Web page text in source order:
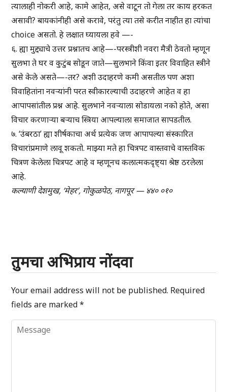
त्यालाही नोकरी आहे, कामे आहेत, असे वाटून तो गेला तर काय हरकत
असावी? बायकांनीही असे करावे, परंतु त्या तसे करीत नाहीत हा त्यांचा
choice असतो. हे लक्षात घ्यायला हवे —-
६. ह्या मुद्द्याचे उत्तर प्रश्नातच आहे—-परस्त्रीशी नवरा मैत्री ठेवतो म्हणून
सुलभा ते घर व कुटुंब सोडून जाते—सुलभाने किंवा इतर विवाहित स्त्रीने
असे केले असते—-तर? अशी उदाहरणे कमी असतील पण अशा
विवाहितांना नवऱ्यांनी परत स्वीकारल्याची उदाहरणे आहेत व हा
आपापसांतील प्रश्न आहे. सुलभाने नवऱ्याला सोडायला नको होते, असा
विचार करणाऱ्या बऱ्याच स्त्रिया आपल्याला समाजात सापडतील.
७. ‘उंबरठा’ ह्या शीर्षकाचा अर्थ प्रत्येक जण आपापल्या संस्कारित
विचारांप्रमाणे लावू शकतो. माझ्या मते हा चित्रपट वास्तवाचे वास्तविक
चित्रण केलेला चित्रपट आहे व म्हणूनच कलात्मकदृष्ट्या श्रेष्ठ ठरलेला
आहे.
कल्याणी देशमुख, ‘मेहर’, गोकुळपेठ, नागपूर — ४४० ०१०
तुमचा अभिप्राय नोंदवा
Your email address will not be published. Required
fields are marked*